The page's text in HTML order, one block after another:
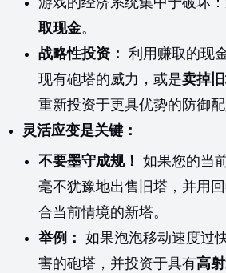
取现金。
战略性投资： 利用赚取的现
现有砲塔的威力，或是卖掉
重新投资于更具优势的防御配
灵活应变是关键：
不要墨守成规！ 如果您的当
毫不犹豫地出售旧塔，并用
合当前情境的新塔。
举例： 如果泡泡移动速度过
害的砲塔，并投资于具有高